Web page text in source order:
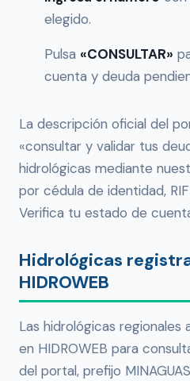
elegido.
Pulsa «CONSULTAR»
cuenta y deuda
La descripción oficial del
«consultar y validar tus
hidrológicas mediante
por cédula de identidad,
Verifica tu estado de
Hidrológicas
HIDROWEB
Las hidrológicas
en HIDROWEB para
del portal, prefijo